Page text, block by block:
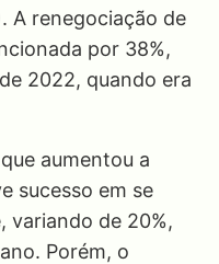
A renegociação de
por 38%,
2022, quando era
aumentou a
sucesso em se
variando de 20%,
Porém, o